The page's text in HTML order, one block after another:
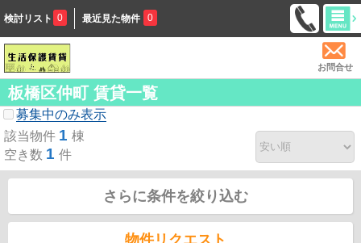
検討リスト 0 最近見た物件 0
お問合せ
板橋区仲町 賃貸一覧
募集中のみ表示
該当物件 1 棟
空き数 1 件
さらに条件を絞り込む
物件リクエスト